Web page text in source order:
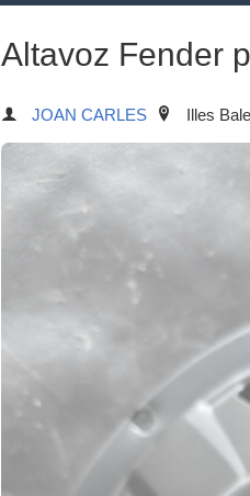
Altavoz Fender
JOAN CARLES Illes